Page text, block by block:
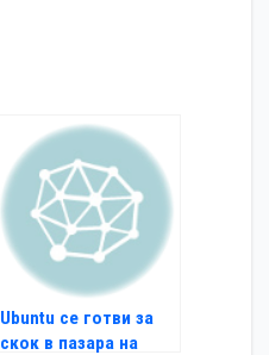
Ubuntu се готви за
скок в пазара на